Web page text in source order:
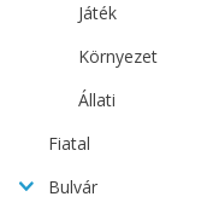
Játék
Környezet
Állati
Fiatal
Bulvár